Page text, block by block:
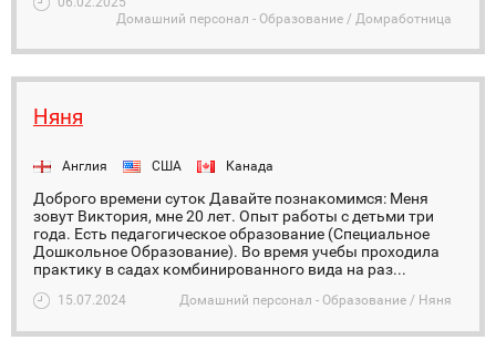
Домашний персонал - Образование / Домработница
Няня
Англия США Канада
Доброго времени суток Давайте познакомимся: Меня
зовут Виктория, мне 20 лет. Опыт работы с детьми три
года. Есть педагогическое образование (Специальное
Дошкольное Образование). Во время учебы проходила
практику в садах комбинированного вида на раз...
15.07.2024 Домашний персонал - Образование / Няня